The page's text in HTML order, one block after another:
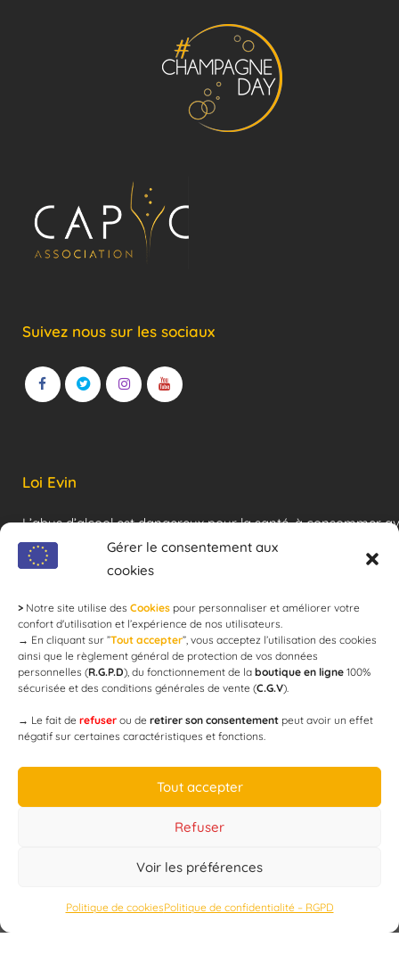
Gérer le consentement aux
cookies
> Notre site utilise des Cookies pour personnaliser et améliorer votre
confort d'utilisation et l’expérience de nos utilisateurs.
→ En cliquant sur ”Tout accepter”, vous acceptez l’utilisation des cookies
ainsi que le règlement général de protection de vos données
personnelles (R.G.P.D), du fonctionnement de la boutique en ligne 100%
sécurisée et des conditions générales de vente (C.G.V).
→ Le fait de refuser ou de retirer son consentement peut avoir un effet
négatif sur certaines caractéristiques et fonctions.
Tout accepter
Refuser
Voir les préférences
Politique de cookiesPolitique de confidentialité – RGPD
Suivez nous sur les sociaux
Loi Evin
L’abus d’alcool est dangereux pour la santé, à consommer
modération !
Newsletter
email
Designed byWEB3-DESIGN
CopyrightCAP’C2019